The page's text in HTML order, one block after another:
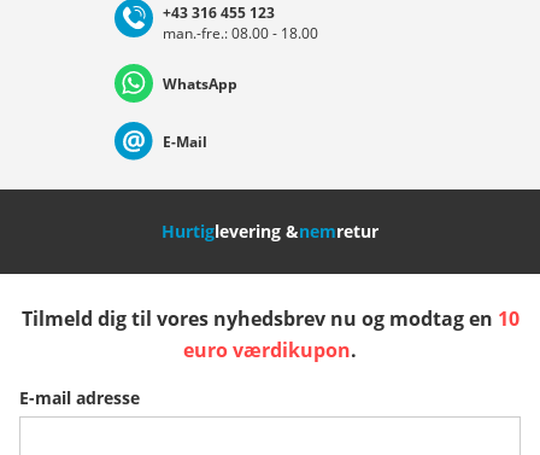
Deutschland Österreich
Nederland Italia (Italiano) Italien (Deutsch)
Slovenija
Belgique (Français) Danmark Norge
+43 316 455 123
man.-fre.: 08.00 - 18.00
WhatsApp
E-Mail
Hurtiglevering &nemretur
Tilmeld dig til vores nyhedsbrev nu og modtag en 10
euro værdikupon.
E-mail adresse